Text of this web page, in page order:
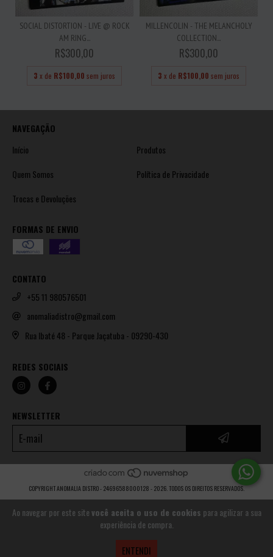
Ao navegar por este sitevocê aceita o uso de cookies para agilizar a sua
experiência de compra.
ENTENDI
SOCIAL DISTORTION - LIVE @ ROCK
AM RING...
R$300,00
3 x de R$100,00 sem juros
MILLENCOLIN - THE MELANCHOLY
COLLECTION...
R$300,00
3 x de R$100,00 sem juros
NAVEGAÇÃO
Início
Produtos
Quem Somos
Política de Privacidade
Trocas e Devoluções
FORMAS DE ENVIO
CONTATO
+55 11 980576501
anomaliadistro@gmail.com
Rua Ibaté 48 - Parque Jaçatuba - 09290-430
REDES SOCIAIS
NEWSLETTER
COPYRIGHT ANOMALIA DISTRO - 24696588000128 - 2026. TODOS OS DIREITOS RESERVADOS.